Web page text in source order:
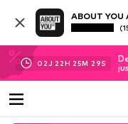
ABOUT YOU
02J 22H 25M 26S